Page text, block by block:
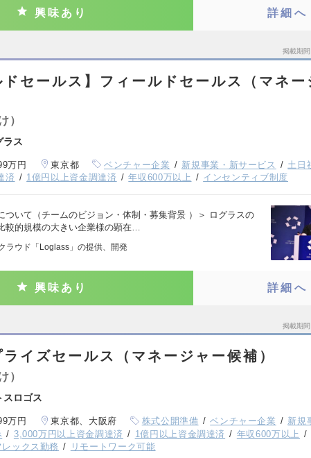
興味あり 詳細へ
掲載期間
ドセールス】フィールドセールス（マネー
）
ラス
万円 東京都 ベンチャー企業 新規事業・新サービス 土日
済
1億円以上資金調達済 年収600万以上 インセンティブ制度
ついて（チームのビジョン・体制・募集背景 ）＞ ログラスの
較的規模の大きい企業様の顕在…
ラウド「Loglass」の提供、開発
興味あり 詳細へ
掲載期間
イズセールス（マネージャー候補）
）
スロゴス
万円 東京都、大阪府 株式公開準備 ベンチャー企業
新規
3,000万円以上資金調達済 1億円以上資金調達済 年収600万以上
レックス勤務 リモートワーク可能